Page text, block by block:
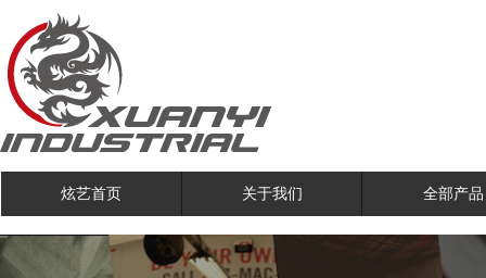
炫艺首页 关于我们 全部产品